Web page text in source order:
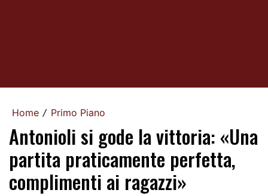
Home / Primo Piano
Antonioli si gode la vittoria: «Una
partita praticamente perfetta,
complimenti ai ragazzi»